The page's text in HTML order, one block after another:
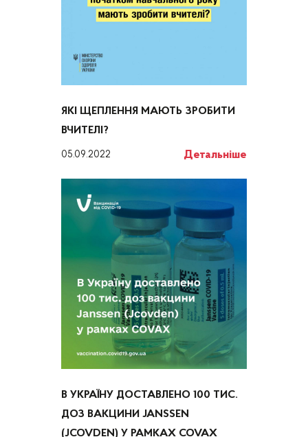
ЯКІ ЩЕПЛЕННЯ МАЮТЬ ЗРОБИТИ
ВЧИТЕЛІ?
05.09.2022 Детальніше
В УКРАЇНУ ДОСТАВЛЕНО 100 ТИС.
ДОЗ ВАКЦИНИ JANSSEN
(JCOVDEN) У РАМКАХ COVAX